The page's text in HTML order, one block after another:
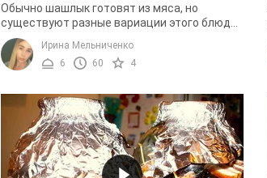
Обычно шашлык готовят из мяса, но
существуют разные вариации этого блюда.
К примеру, вегетарианцы могут
полакомиться шашлыком из овощей и
грибов, а ...
Ирина Мельниченко
6
60 4